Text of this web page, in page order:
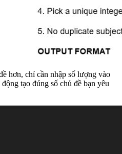
hơn, chỉ cần nhập số lượng vào
tạo đúng số chủ đề bạn yêu